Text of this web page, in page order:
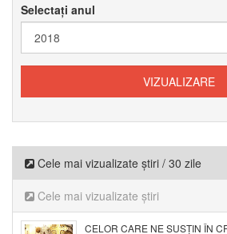
Selectați anul
Cele mai vizualizate știri / 30 zile
Cele mai vizualizate știri
CELOR CARE NE SUSȚIN ÎN